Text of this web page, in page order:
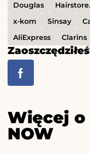
Douglas
x-kom
Sinsay
AliExpress
Clarins
Więcej o
NOW